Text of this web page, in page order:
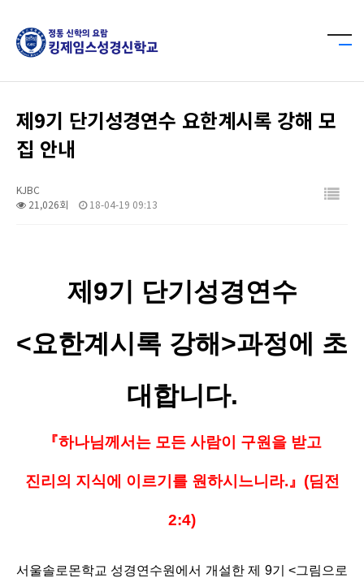
제9기 단기성경연수 요한계시록 강해 모
집 안내
KJBC
21,026회
18-04-19 09:13
제9기 단기성경연수
<요한계시록 강해>과정에 초
대합니다.
『하나님께서는 모든 사람이 구원을 받고
진리의 지식에 이르기를 원하시느니라.』(딤전
2:4)
서울솔로몬학교 성경연수원에서 개설한 제 9기 <그림으로